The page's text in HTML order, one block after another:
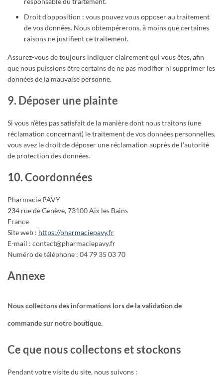
Droit d’opposition : vous pouvez vous opposer au traitement
de vos données. Nous obtempérerons, à moins que certaines
raisons ne justifient ce traitement.
Assurez-vous de toujours indiquer clairement qui vous êtes, afin
que nous puissions être certains de ne pas modifier ni supprimer les
données de la mauvaise personne.
9. Déposer une plainte
Si vous n’êtes pas satisfait de la manière dont nous traitons (une
réclamation concernant) le traitement de vos données personnelles,
vous avez le droit de déposer une réclamation auprès de l’autorité
de protection des données.
10. Coordonnées
Pharmacie PAVY
234 rue de Genève, 73100 Aix les Bains
France
Site web : https://pharmaciepavy.fr
E-mail : contact@pharmaciepavy.fr
Numéro de téléphone : 04 79 35 03 70
Annexe
Nous collectons des informations lors de la validation de
commande sur notre boutique.
Ce que nous collectons et stockons
Pendant votre visite du site, nous suivons :